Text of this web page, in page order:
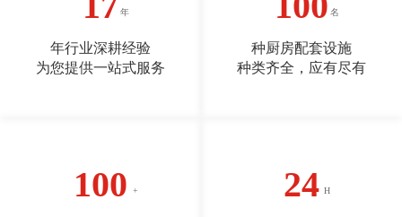
年行业深耕经验
为您提供一站式服务
种厨房配套设施
种类齐全，应有尽有
100 24